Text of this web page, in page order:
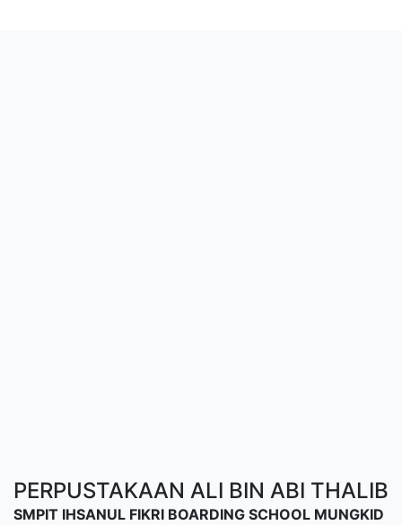
PERPUSTAKAAN ALI BIN ABI THALIB
SMPIT IHSANUL FIKRI BOARDING SCHOOL MUNGKID